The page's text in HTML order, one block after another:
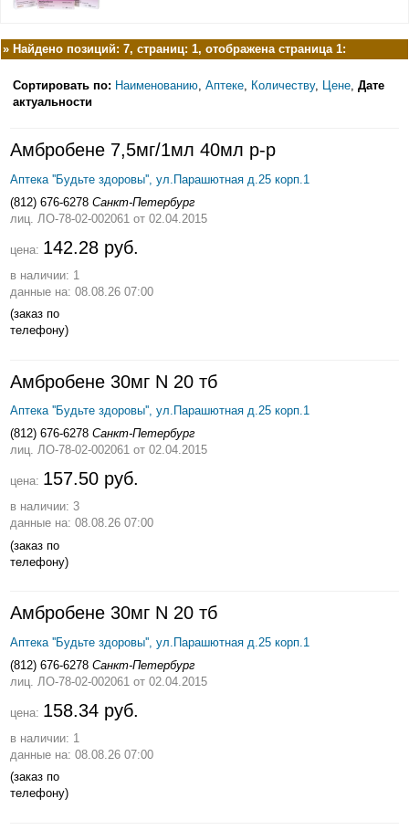
» Найдено позиций: 7, страниц: 1, отображена страница 1:
Сортировать по: Наименованию Аптеке Количеству, Цене Дате
актуальности
Амбробене 7,5мг/1мл 40мл р-р
Аптека ''Будьте здоровы'', ул.Парашютная д.25 корп.1
(812) 676-6278 Санкт-Петербург
лиц. ЛО-78-02-002061 от 02.04.2015
цена: 142.28 руб.
в наличии: 1
данные на: 08.08.26 07:00
(заказ по
телефону)
Амбробене 30мг N 20 тб
Аптека ''Будьте здоровы'', ул.Парашютная д.25 корп.1
(812) 676-6278 Санкт-Петербург
лиц. ЛО-78-02-002061 от 02.04.2015
цена: 157.50 руб.
в наличии: 3
данные на: 08.08.26 07:00
(заказ по
телефону)
Амбробене 30мг N 20 тб
Аптека ''Будьте здоровы'', ул.Парашютная д.25 корп.1
(812) 676-6278 Санкт-Петербург
лиц. ЛО-78-02-002061 от 02.04.2015
цена: 158.34 руб.
в наличии: 1
данные на: 08.08.26 07:00
(заказ по
телефону)